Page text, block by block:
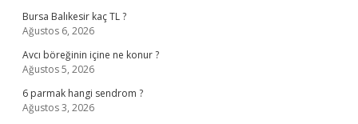
Bursa Balıkesir kaç TL ?
Ağustos 6, 2026
Avcı böreğinin içine ne konur ?
Ağustos 5, 2026
6 parmak hangi sendrom ?
Ağustos 3, 2026